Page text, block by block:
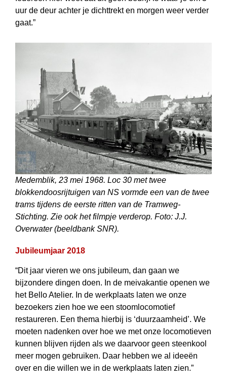
uur de deur achter je dichttrekt en morgen weer verder
gaat.”
Medemblik, 23 mei 1968. Loc 30 met twee
blokkendoosrijtuigen van NS vormde een van de twee
trams tijdens de eerste ritten van de Tramweg-
Stichting. Zie ook het filmpje verderop. Foto: J.J.
Overwater (beeldbank SNR).
Jubileumjaar 2018
“Dit jaar vieren we ons jubileum, dan gaan we
bijzondere dingen doen. In de meivakantie openen we
het Bello Atelier. In de werkplaats laten we onze
bezoekers zien hoe we een stoomlocomotief
restaureren. Een thema hierbij is ‘duurzaamheid’. We
moeten nadenken over hoe we met onze locomotieven
kunnen blijven rijden als we daarvoor geen steenkool
meer mogen gebruiken. Daar hebben we al ideeën
over en die willen we in de werkplaats laten zien.”